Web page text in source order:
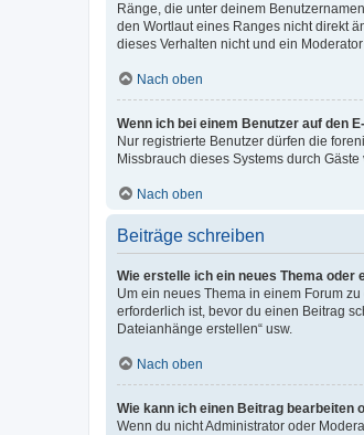
Ränge, die unter deinem
den Wortlaut eines Ranges nicht direkt
dieses Verhalten nicht und ein
Nach oben
Wenn ich bei einem Benutzer auf den
Nur registrierte Benutzer dürfen die
Missbrauch dieses Systems durch
Nach oben
Beiträge schreiben
Wie erstelle ich ein neues Thema oder
Um ein neues Thema in einem Forum
erforderlich ist, bevor du einen Beitrag
Dateianhänge erstellen“ usw.
Nach oben
Wie kann ich einen Beitrag bearbeiten
Wenn du nicht Administrator oder